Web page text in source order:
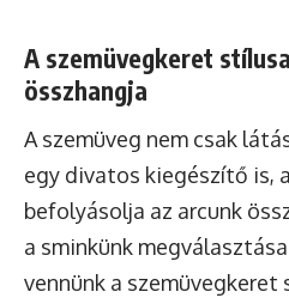
A szemüvegkeret
összhangja
A szemüveg nem csak
egy divatos kiegészítő is,
befolyásolja az arcunk
a sminkünk
vennünk a szemüvegkeret